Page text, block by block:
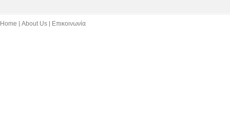
Home About Us Επικοινωνία